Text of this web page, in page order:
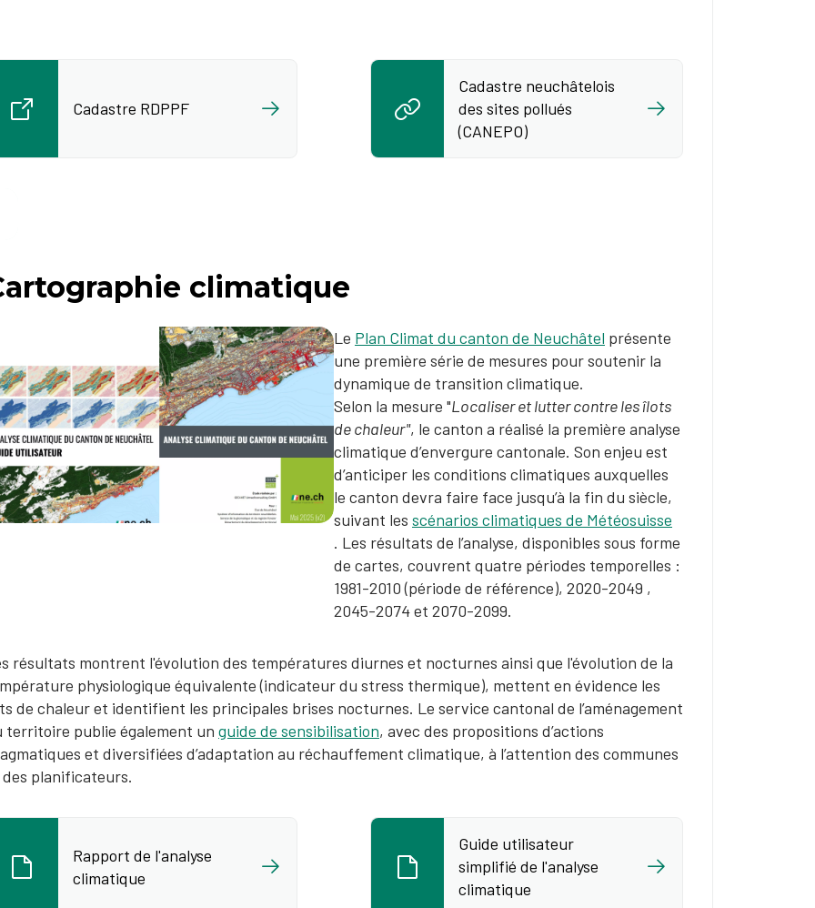
Cadastre RDPPF
Cadastre neuchâtelois
des sites pollués
(CANEPO)
climatique
Le Plan Climat du canton de Neuchâtel​ présente
une première série de mesures pour soutenir la
dynamique de transition climatique.
Selon la mesure "Localiser et lutter contre les îlots
de chaleur", le canton a réalisé la première analyse
climatique d’envergure cantonale. Son enjeu est
d’anticiper les conditions climatiques auxquelles
le canton devra faire face jusqu’à la fin du siècle,
suivant les scénarios climatiques de Météosuisse​
. Les résultats de l’analyse, disponibles sous forme
de cartes, couvrent quatre périodes temporelles :
1981-2010 (période de référence), 2020-2049 ,
2045-2074 et 2070-2099.
résultats montrent l'évolution des températures diurnes et nocturnes ainsi que l'évolution de la
physiologique équivalente (indicateur du stress thermique), mettent en évidence les
de chaleur et identifient les principales brises nocturnes. Le service cantonal de l’aménagement
territoire publie également un guide de sensibilisation, avec des propositions d’actions
et diversifiées d’adaptation au réchauffement climatique, à l’attention des communes
planificateurs.​
Rapport de l'analyse
climatique
Guide utilisateur
simplifié de l'analyse
climatique